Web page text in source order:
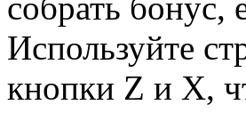
Используйте
кнопки Z и X,